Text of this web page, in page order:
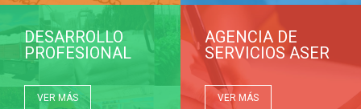
DESARROLLO
PROFESIONAL
VER MÁS
AGENCIA DE
SERVICIOS ASER
VER MÁS